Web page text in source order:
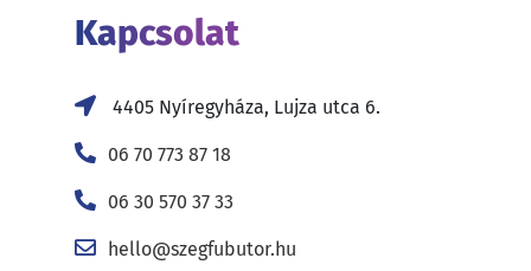
Kapcsolat
4405 Nyíregyháza, Lujza utca 6.
06 70 773 87 18
06 30 570 37 33
hello@szegfubutor.hu